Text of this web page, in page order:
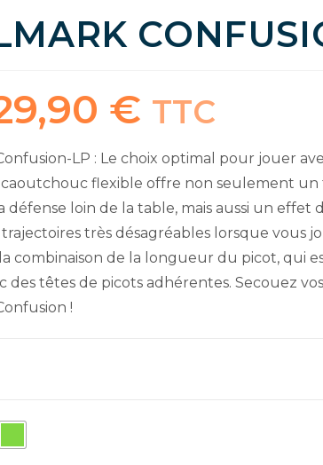
€ prix
TTC
LP : Le choix optimal pour jouer
flexible offre non seulement
défense loin de la table, mais aussi un effet
très désagréables lorsque vous
combinaison de la longueur du picot, qui
des têtes de picots adhérentes. Secouez
!